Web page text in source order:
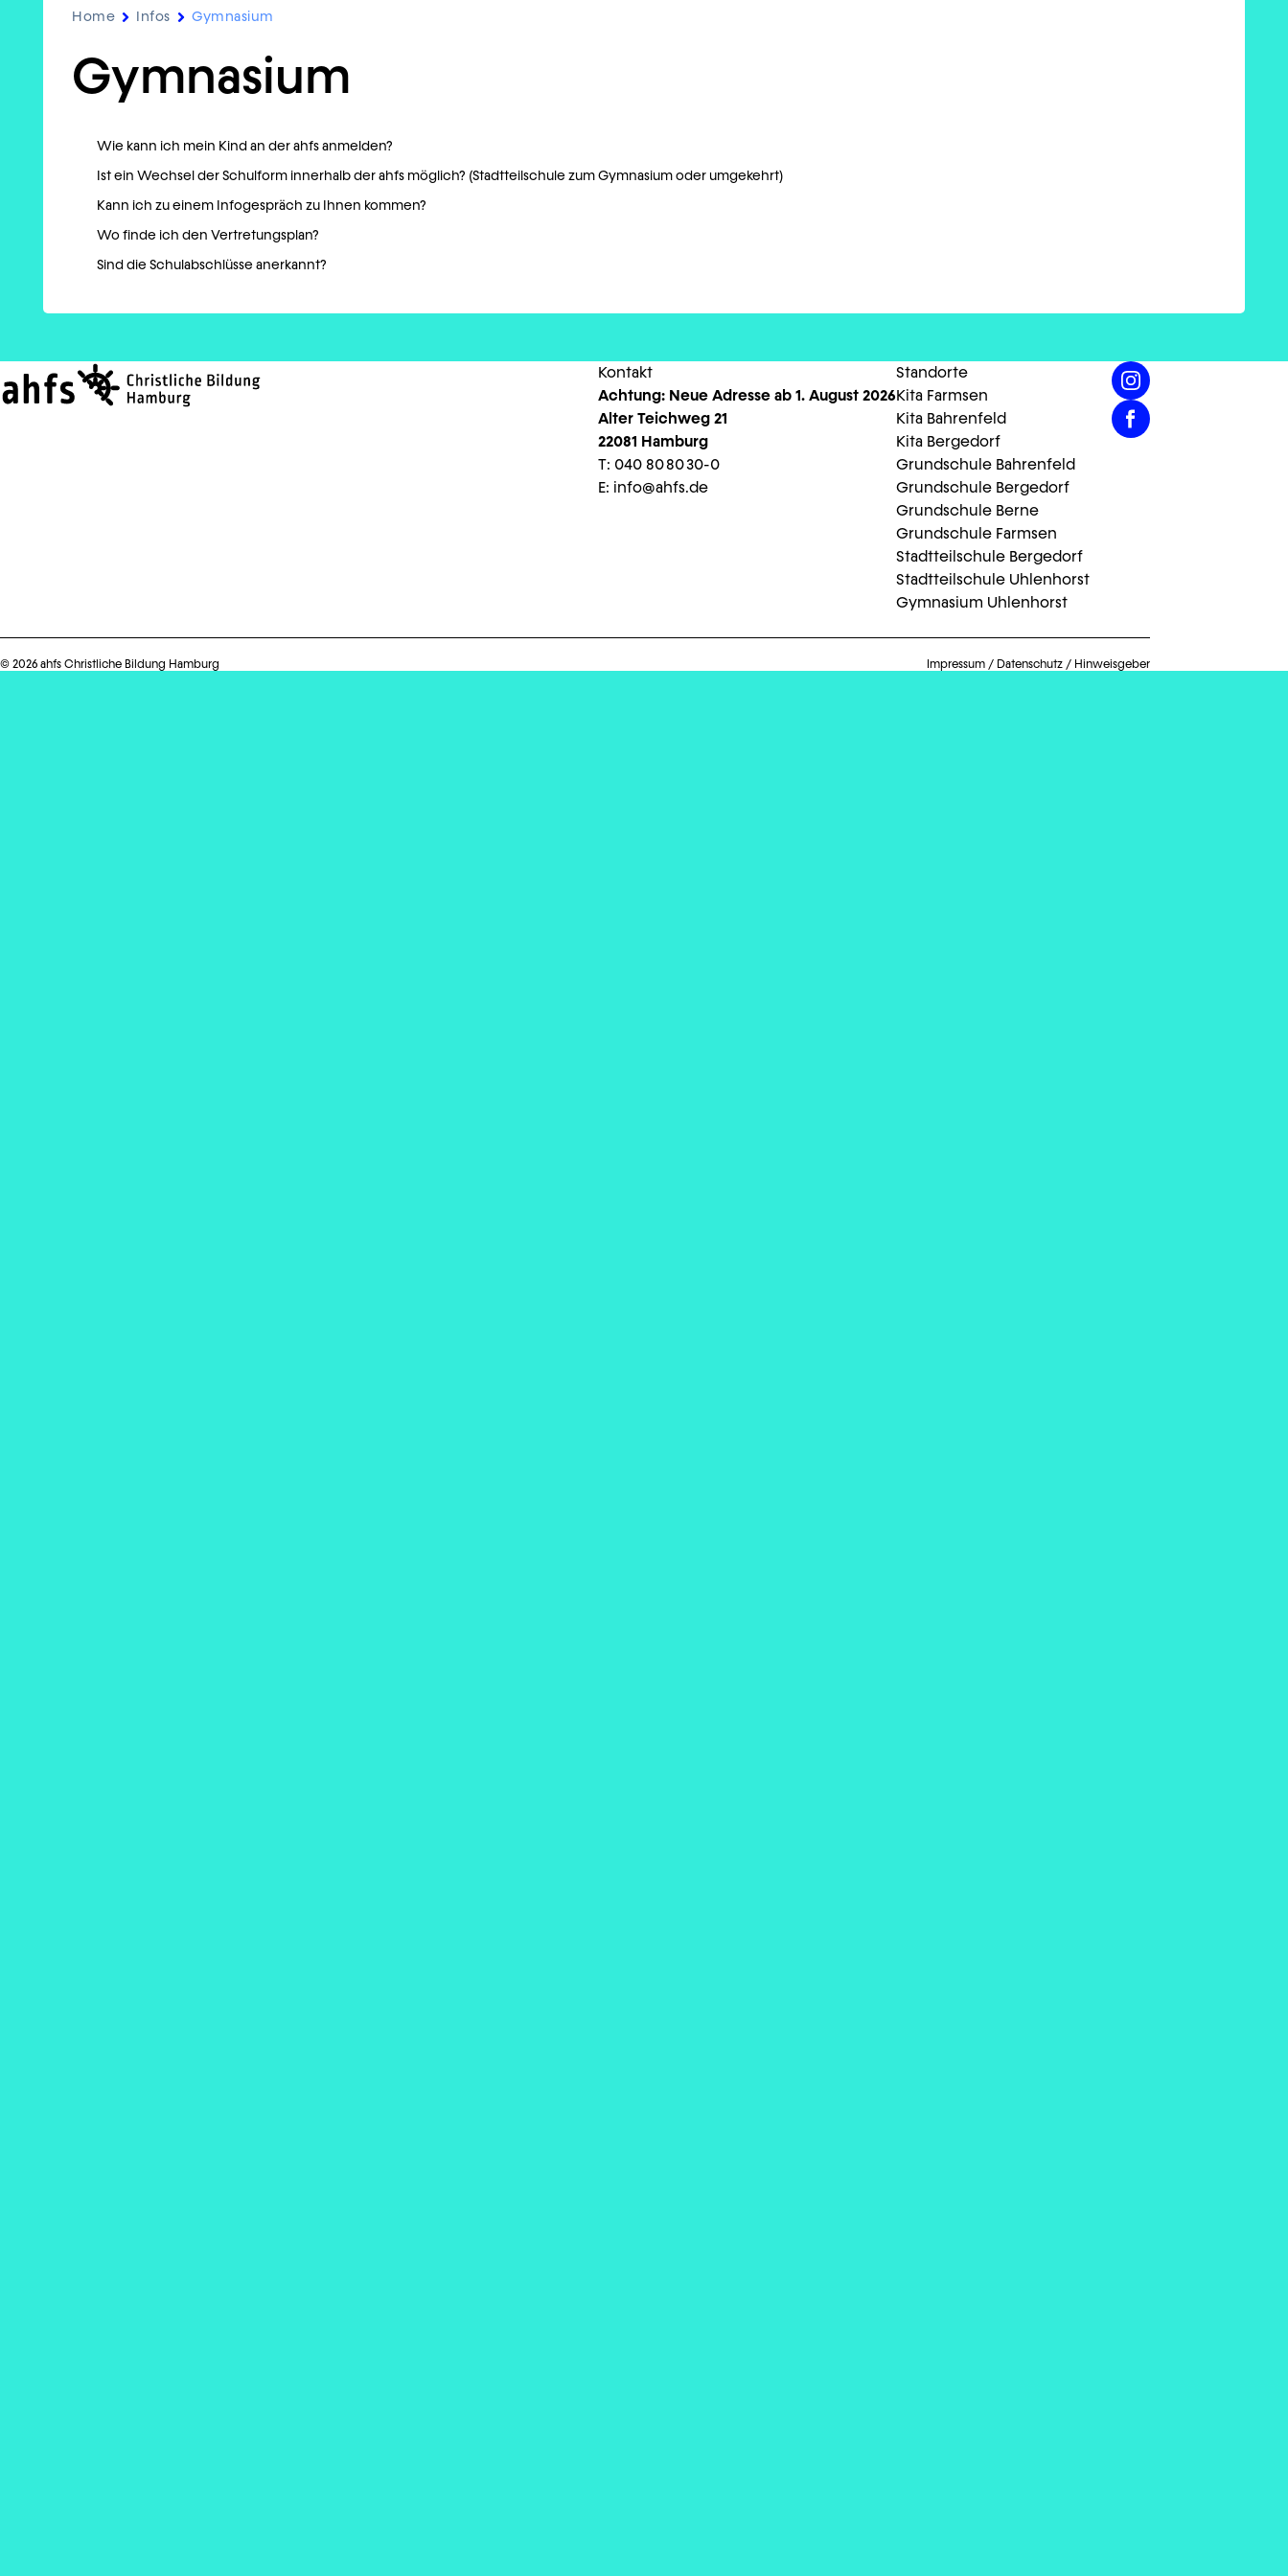
Home Infos Gymnasium
Gymnasium
Wie kann ich mein Kind an der ahfs anmelden?
Ist ein Wechsel der Schulform innerhalb der ahfs möglich? (Stadtteilschule zum Gymnasium oder umgekehrt)
Kann ich zu einem Infogespräch zu Ihnen kommen?
Wo finde ich den Vertretungsplan?
Sind die Schulabschlüsse anerkannt?
Kontakt
Achtung: Neue Adresse ab 1. August 2026
Alter Teichweg 21
22081 Hamburg
T: 040 80 80 30-0
E: info@ahfs.de
Standorte
Kita Farmsen
Kita Bahrenfeld
Kita Bergedorf
Grundschule Bahrenfeld
Grundschule Bergedorf
Grundschule Berne
Grundschule Farmsen
Stadtteilschule Bergedorf
Stadtteilschule Uhlenhorst
Gymnasium Uhlenhorst
© 2026 ahfs Christliche Bildung Hamburg Impressum / Datenschutz / Hinweisgeber